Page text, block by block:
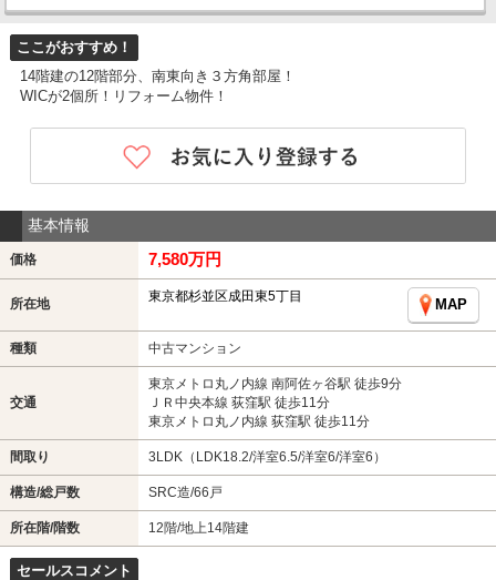
ここがおすすめ！
14階建の12階部分、南東向き３方角部屋！
WICが2個所！リフォーム物件！
基本情報
価格 7,580万円
所在地 東京都杉並区成田東5丁目
MAP
種類 中古マンション
交通
東京メトロ丸ノ内線 南阿佐ヶ谷駅 徒歩9分
ＪＲ中央本線 荻窪駅 徒歩11分
東京メトロ丸ノ内線 荻窪駅 徒歩11分
間取り 3LDK（LDK18.2/洋室6.5/洋室6/洋室6）
構造/総戸数 SRC造/66戸
所在階/階数 12階/地上14階建
セールスコメント